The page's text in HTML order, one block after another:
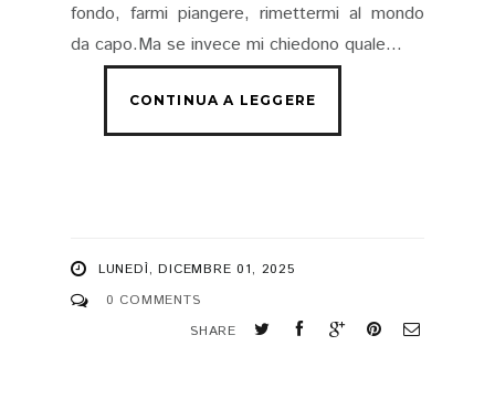
fondo, farmi piangere, rimettermi al mondo
da capo.Ma se invece mi chiedono quale...
LUNEDÌ, DICEMBRE 01, 2025
0 COMMENTS
SHARE